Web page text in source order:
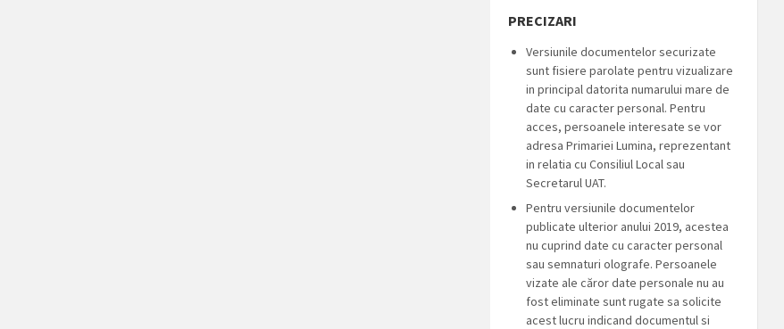
PRECIZARI
Versiunile documentelor securizate
sunt fisiere parolate pentru vizualizare
in principal datorita numarului mare de
date cu caracter personal. Pentru
acces, persoanele interesate se vor
adresa Primariei Lumina, reprezentant
in relatia cu Consiliul Local sau
Secretarul UAT.
Pentru versiunile documentelor
publicate ulterior anului 2019, acestea
nu cuprind date cu caracter personal
sau semnaturi olografe. Persoanele
vizate ale căror date personale nu au
fost eliminate sunt rugate sa solicite
acest lucru indicand documentul si